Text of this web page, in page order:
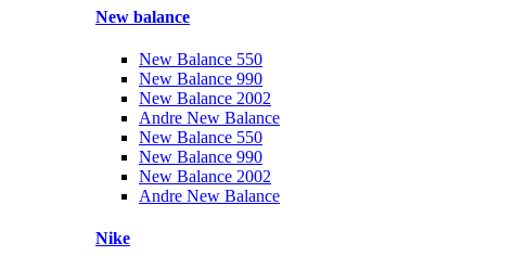
New balance
New Balance 550
New Balance 990
New Balance 2002
Andre New Balance
New Balance 550
New Balance 990
New Balance 2002
Andre New Balance
Nike